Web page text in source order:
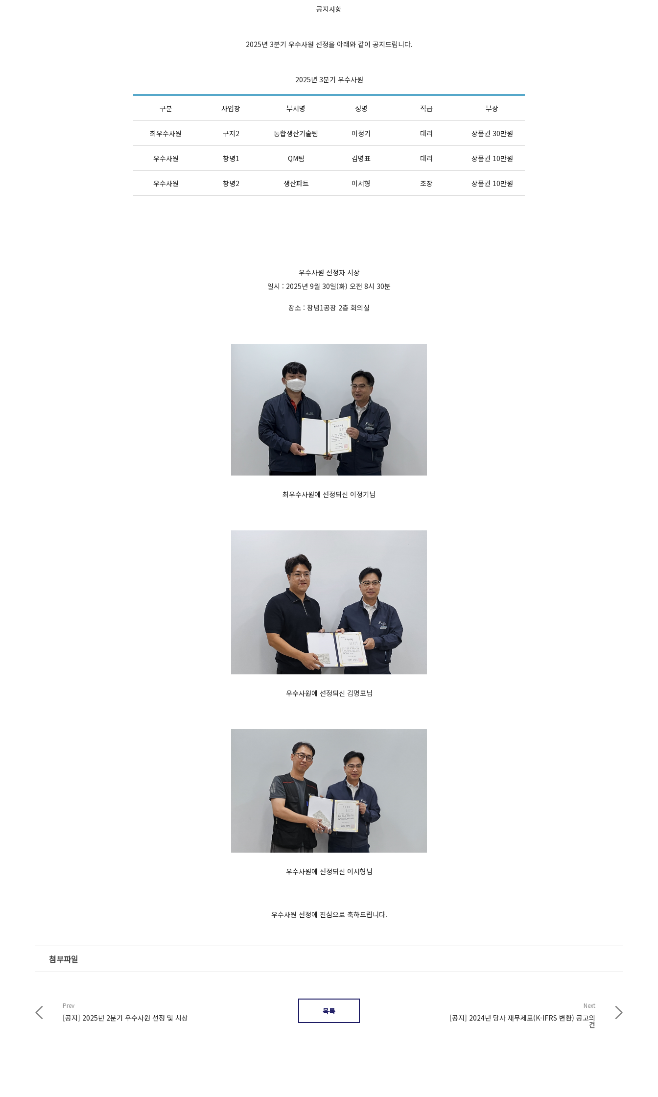
공지사항
2025년 3분기 우수사원 선정을 아래와 같이 공지드립니다.
2025년 3분기 우수사원
구분 사업장 부서명 성명 직급 부상
최우수사원 구지2 통합생산기술팀 이정기 대리 상품권 30만원
우수사원 창녕1 QM팀 김명표 대리 상품권 10만원
우수사원 창녕2 생산파트 이서형 조장 상품권 10만원
우수사원 선정자 시상
일시 : 2025년 9월 30일(화) 오전 8시 30분
장소 : 창녕1공장 2층 회의실
최우수사원에 선정되신 이정기님
우수사원에 선정되신 김명표님
우수사원에 선정되신 이서형님
우수사원 선정에 진심으로 축하드립니다.
첨부파일
Prev
[공지] 2025년 2분기 우수사원 선정 및 시상
목록
Next
[공지] 2024년 당사 재무제표(K-IFRS 변환) 공고의
건